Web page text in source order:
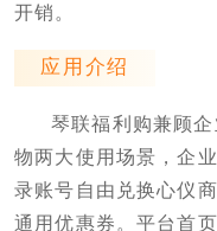
开销。
应用介绍
琴联福利购兼顾
物两大使用场景，企
录账号自由兑换心仪
通用优惠券。平台首